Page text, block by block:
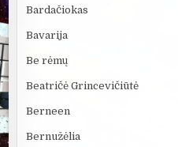
Bardačiokas
Bavarija
Be rėmų
Beatričė Grincevičiūtė
Berneen
Bernužėlia